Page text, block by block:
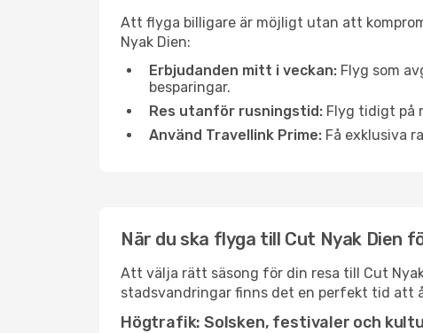
Att flyga billigare är möjligt utan att
Nyak Dien:
Erbjudanden mitt i veckan: Flyg som
besparingar.
Res utanför rusningstid: Flyg tidigt på
Använd Travellink Prime: Få exklusiva
När du ska flyga till Cut Nyak Dien
Att välja rätt säsong för din resa till Cut
stadsvandringar finns det en perfekt tid att
Högtrafik: Solsken, festivaler och